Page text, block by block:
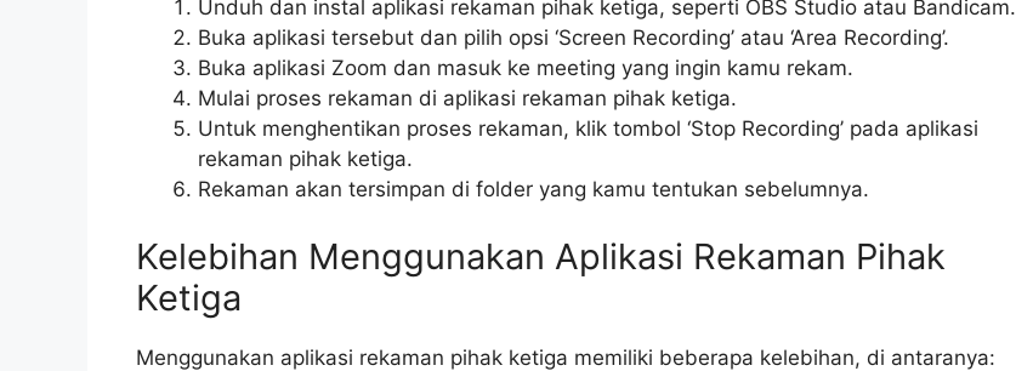
Unduh dan instal aplikasi rekaman pihak ketiga, seperti OBS Studio atau Bandicam.
Buka aplikasi tersebut dan pilih opsi ‘Screen Recording’ atau ‘Area Recording’.
Buka aplikasi Zoom dan masuk ke meeting yang ingin kamu rekam.
Mulai proses rekaman di aplikasi rekaman pihak ketiga.
Untuk menghentikan proses rekaman, klik tombol ‘Stop Recording’ pada aplikasi
rekaman pihak ketiga.
Rekaman akan tersimpan di folder yang kamu tentukan sebelumnya.
Kelebihan Menggunakan Aplikasi Rekaman Pihak
Ketiga
Menggunakan aplikasi rekaman pihak ketiga memiliki beberapa kelebihan, di antaranya: